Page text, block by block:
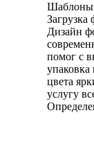
Шаблоны
Загрузка
Дизайн
помог с
упаковка
цвета
услугу